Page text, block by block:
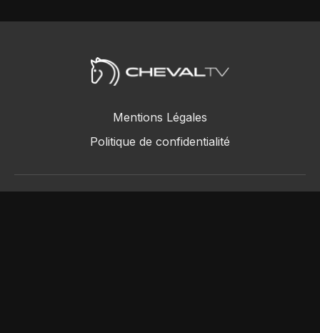
Mentions Légales
Politique de confidentialité